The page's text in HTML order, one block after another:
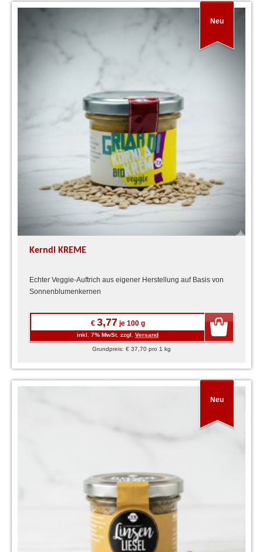
Neu
Kerndl KREME
Echter Veggie-Auftrich aus eigener Herstellung auf Basis von
Sonnenblumenkernen
€ 3,77 je 100 g
inkl. 7% MwSt. zzgl. Versand
Grundpreis: € 37,70 pro 1 kg
Neu